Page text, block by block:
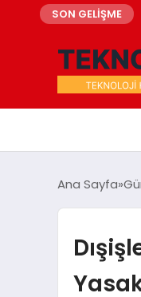
SON GELİŞME
Ana Sayfa